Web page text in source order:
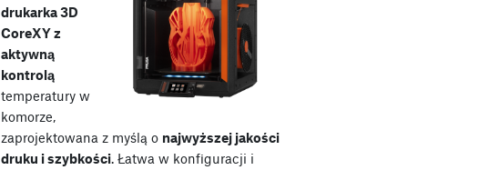
drukarka 3D
CoreXY z
aktywną
kontrolą
temperatury w
komorze,
zaprojektowana z myślą o najwyższej jakości
druku i szybkości. Łatwa w konfiguracji i